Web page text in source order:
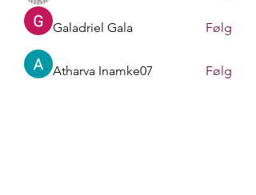
Galadriel Gala Følg
Atharva Inamke07 Følg